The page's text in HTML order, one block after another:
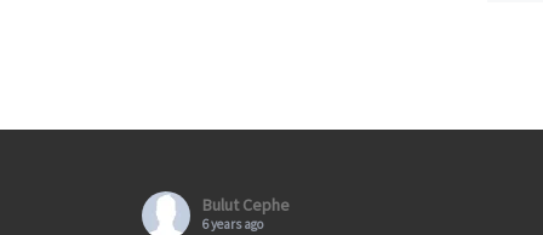
Bulut Cephe
6 years ago